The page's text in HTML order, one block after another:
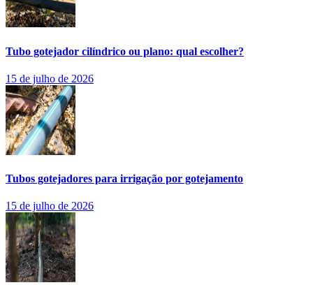
Tubo gotejador cilíndrico ou plano: qual escolher?
15 de julho de 2026
Tubos gotejadores para irrigação por gotejamento
15 de julho de 2026